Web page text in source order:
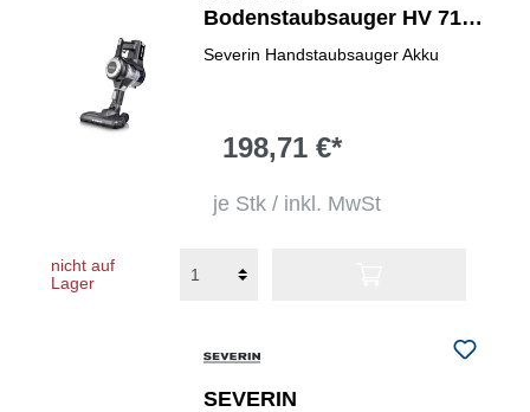
Bodenstaubsauger HV 7155
beutellos mit Akkupack
Severin Handstaubsauger Akku
198,71 €*
je Stk / inkl. MwSt
nicht auf
Lager
SEVERIN